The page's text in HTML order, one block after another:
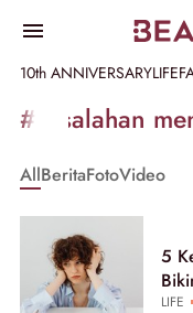
10th ANNIVERSARYLIFE
Informasi
Beautynesia
#kesalahan
AllBeritaFotoVideo
5
LIFE